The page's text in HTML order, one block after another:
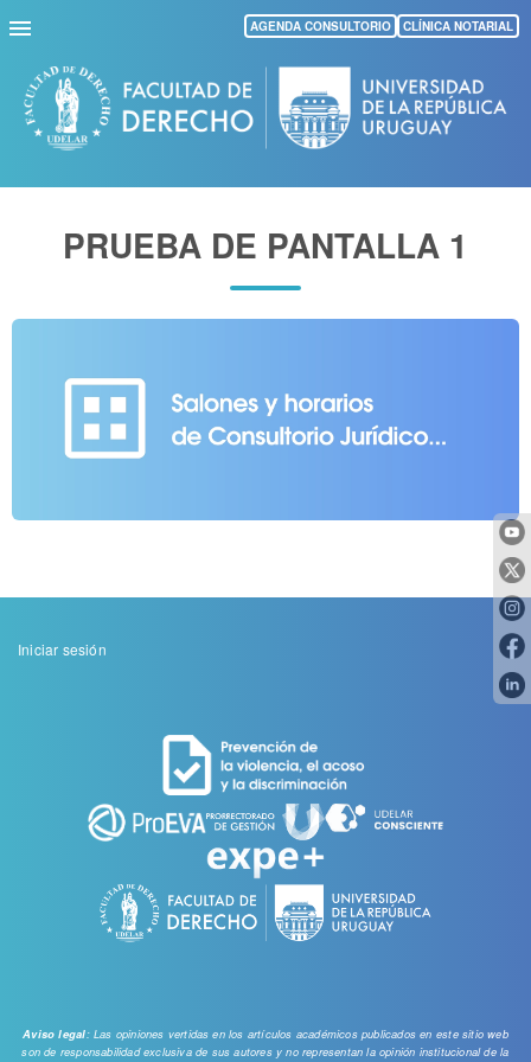
Pasar
al
contenido
principal
AGENDA CONSULTORIO CLÍNICA NOTARIAL
PRUEBA DE PANTALLA 1
Menu
Iniciar sesión
Aviso legal: Las opiniones vertidas en los artículos académicos publicados en este sitio web
son de responsabilidad exclusiva de sus autores y no representan la opinión institucional de la